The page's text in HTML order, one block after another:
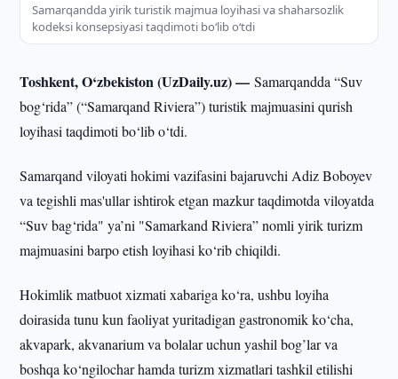
Samarqandda yirik turistik majmua loyihasi va shaharsozlik
kodeksi konsepsiyasi taqdimoti bo‘lib o‘tdi
Toshkent, O‘zbekiston (UzDaily.uz) —Samarqandda “Suv
bog‘rida” (“Samarqand Riviera”) turistik majmuasini qurish
loyihasi taqdimoti bo‘lib o‘tdi.
Samarqand viloyati hokimi vazifasini bajaruvchi Adiz Boboyev
va tegishli mas'ullar ishtirok etgan mazkur taqdimotda viloyatda
“Suv bag‘rida" ya’ni "Samarkand Riviera” nomli yirik turizm
majmuasini barpo etish loyihasi ko‘rib chiqildi.
Hokimlik matbuot xizmati xabariga ko‘ra, ushbu loyiha
doirasida tunu kun faoliyat yuritadigan gastronomik ko‘cha,
akvapark, akvanarium va bolalar uchun yashil bog’lar va
boshqa ko‘ngilochar hamda turizm xizmatlari tashkil etilishi